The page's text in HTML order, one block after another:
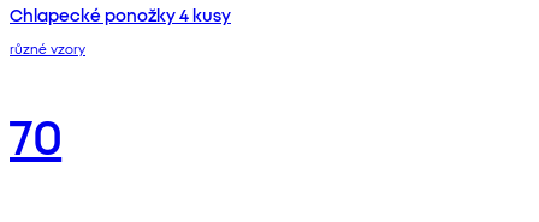
Chlapecké ponožky 4 kusy
různé vzory
70